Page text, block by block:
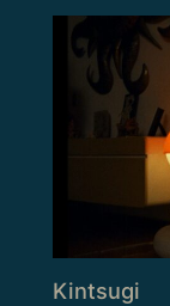
Kintsugi